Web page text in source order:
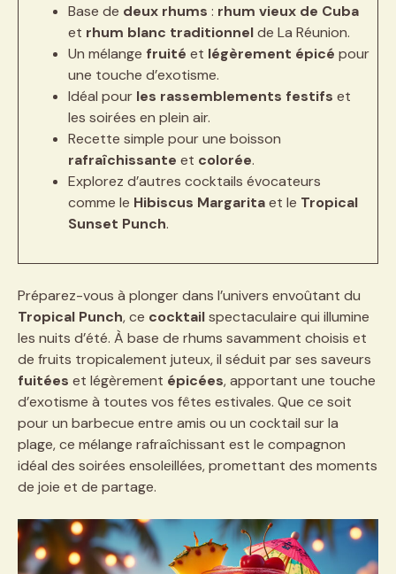
Base de deux rhums : rhum vieux de Cuba
et rhum blanc traditionnelde La Réunion.
Un mélange fruité et légèrement épicé pour
une touche d’exotisme.
Idéal pour les rassemblements festifs et
les soirées en plein air.
Recette simple pour une boisson
rafraîchissante et colorée.
Explorez d’autres cocktails évocateurs
comme le Hibiscus Margaritaet le Tropical
Sunset Punch.
Préparez-vous à plonger dans l’univers envoûtant du
Tropical Punch, ce cocktailspectaculaire qui illumine
les nuits d’été. À base de rhums savamment choisis et
de fruits tropicalement juteux, il séduit par ses saveurs
fuitées et légèrement épicées, apportant une touche
d’exotisme à toutes vos fêtes estivales. Que ce soit
pour un barbecue entre amis ou un cocktail sur la
plage, ce mélange rafraîchissant est le compagnon
idéal des soirées ensoleillées, promettant des moments
de joie et de partage.